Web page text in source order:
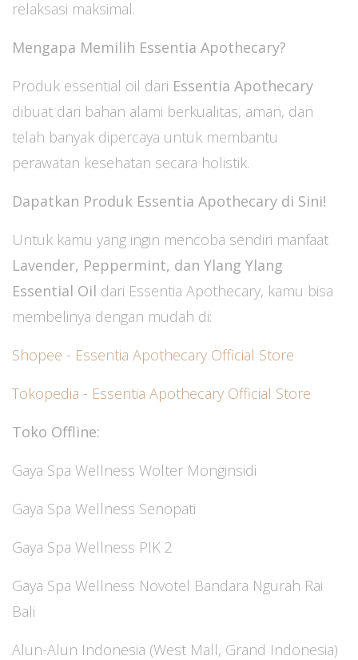
relaksasi maksimal.
Mengapa Memilih Essentia Apothecary?
Produk essential oil dari Essentia Apothecary
dibuat dari bahan alami berkualitas, aman, dan
telah banyak dipercaya untuk membantu
perawatan kesehatan secara holistik.
Dapatkan Produk Essentia Apothecary di Sini!
Untuk kamu yang ingin mencoba sendiri manfaat
Lavender, Peppermint, dan Ylang Ylang
Essential Oil dari Essentia Apothecary, kamu bisa
membelinya dengan mudah di:
Shopee - Essentia Apothecary Official Store
Tokopedia - Essentia Apothecary Official Store
Toko Offline:
Gaya Spa Wellness Wolter Monginsidi
Gaya Spa Wellness Senopati
Gaya Spa Wellness PIK 2
Gaya Spa Wellness Novotel Bandara Ngurah Rai
Bali
Alun-Alun Indonesia (West Mall, Grand Indonesia)